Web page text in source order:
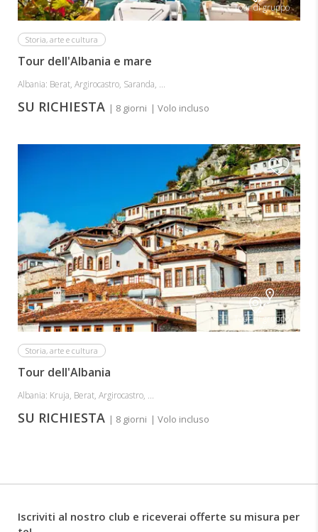
Tour di gruppo
Storia, arte e cultura
Tour dell'Albania e mare
Albania: Berat, Argirocastro, Saranda, ...
SU RICHIESTA | 8 giorni | Volo incluso
Tour di gruppo
Storia, arte e cultura
Tour dell'Albania
Albania: Kruja, Berat, Argirocastro, ...
SU RICHIESTA | 8 giorni | Volo incluso
Iscriviti al nostro club e riceverai offerte su misura per